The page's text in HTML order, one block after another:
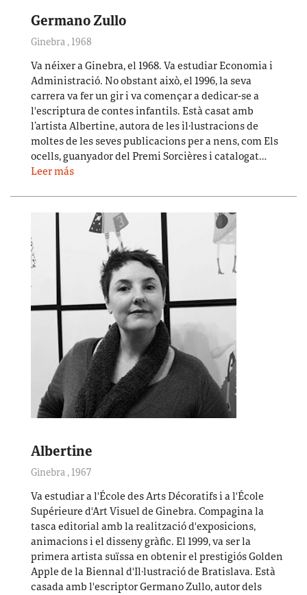
Germano Zullo
Ginebra , 1968
Va néixer a Ginebra, el 1968. Va estudiar Economia i
Administració. No obstant això, el 1996, la seva
carrera va fer un gir i va començar a dedicar-se a
l'escriptura de contes infantils. Està casat amb
l’artista Albertine, autora de les il·lustracions de
moltes de les seves publicacions per a nens, com Els
ocells, guanyador del Premi Sorcières i catalogat…
Leer más
Albertine
Ginebra , 1967
Va estudiar a l'École des Arts Décoratifs i a l'École
Supérieure d'Art Visuel de Ginebra. Compagina la
tasca editorial amb la realització d'exposicions,
animacions i el disseny gràfic. El 1999, va ser la
primera artista suïssa en obtenir el prestigiós Golden
Apple de la Biennal d'Il·lustració de Bratislava. Està
casada amb l'escriptor Germano Zullo, autor dels